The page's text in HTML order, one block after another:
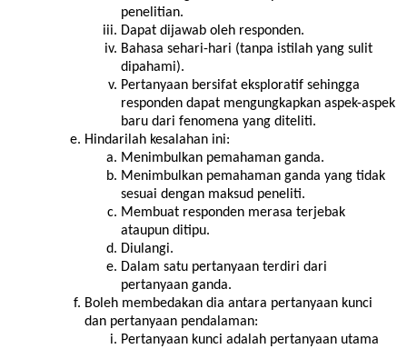
penelitian.
Dapat dijawab oleh responden.
Bahasa sehari-hari (tanpa istilah yang sulit
dipahami).
Pertanyaan bersifat eksploratif sehingga
responden dapat mengungkapkan aspek-aspek
baru dari fenomena yang diteliti.
Hindarilah kesalahan ini:
Menimbulkan pemahaman ganda.
Menimbulkan pemahaman ganda yang tidak
sesuai dengan maksud peneliti.
Membuat responden merasa terjebak
ataupun ditipu.
Diulangi.
Dalam satu pertanyaan terdiri dari
pertanyaan ganda.
Boleh membedakan dia antara pertanyaan kunci
dan pertanyaan pendalaman:
Pertanyaan kunci adalah pertanyaan utama